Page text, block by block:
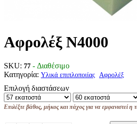
Αφρολέξ Ν4000
SKU: 77 - Διαθέσιμο
Κατηγορία: Υλικά επιπλοποιίας Αφρολέξ
Επιλογή διαστάσεων
Επιλέξτε βάθος, μήκος και πάχος για να εμφανιστεί η